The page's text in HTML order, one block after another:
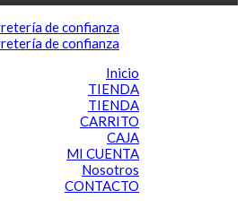
Inicio
TIENDA
TIENDA
CARRITO
CAJA
MI CUENTA
Nosotros
CONTACTO